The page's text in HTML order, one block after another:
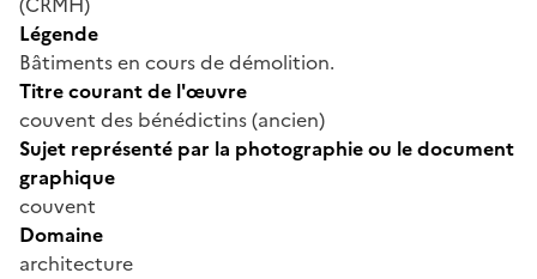
Légende
Bâtiments en cours de démolition.
Titre courant de l'œuvre
couvent des bénédictins (ancien)
Sujet représenté par la photographie ou le document
graphique
couvent
Domaine
architecture